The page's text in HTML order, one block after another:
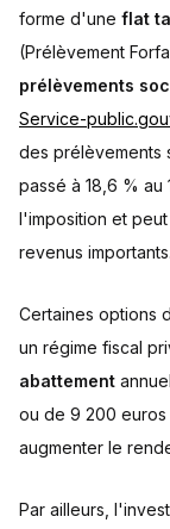
forme d'une flat
(Prélèvement
prélèvements
Service-
des prélèvements
passé à 18,6 % au
l'imposition et
revenus importants.
Certaines options
un régime fiscal
abattement
ou de 9 200 euros
augmenter le
Par ailleurs,